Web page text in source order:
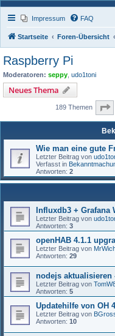
Impressum FAQ
Startseite Foren-Übersicht
Raspberry Pi
Moderatoren: seppy udo1toni
Neues Thema
189 Themen
Wie man eine gute
Letzter Beitrag von
Verfasst in
Antworten: 2
Influxdb3 + Grafana
Letzter Beitrag von
Antworten: 3
openHAB 4.1.1
Letzter Beitrag von
Antworten: 29
nodejs aktualisieren
Letzter Beitrag von
Antworten: 5
Updatehilfe von OH
Letzter Beitrag von
Antworten: 10